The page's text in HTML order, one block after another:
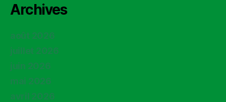
Archives
août 2026
juillet 2026
juin 2026
mai 2026
avril 2026